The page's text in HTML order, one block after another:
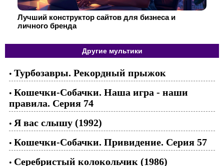
Лучший конструктор сайтов для бизнеса и
личного бренда
Другие мультики
• Турбозавры. Рекордный прыжок
• Кошечки-Собачки. Наша игра - наши
правила. Серия 74
• Я вас слышу (1992)
• Кошечки-Собачки. Привидение. Серия 57
• Серебристый колокольчик (1986)